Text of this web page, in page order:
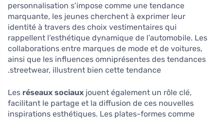
personnalisation s’impose comme une tendance
marquante, les jeunes cherchent à exprimer leur
identité à travers des choix vestimentaires qui
rappellent l’esthétique dynamique de l’automobile. Les
collaborations entre marques de mode et de voitures,
ainsi que les influences omniprésentes des tendances
streetwear, illustrent bien cette tendance.
Les réseaux sociaux jouent également un rôle clé,
facilitant le partage et la diffusion de ces nouvelles
inspirations esthétiques. Les plates-formes comme